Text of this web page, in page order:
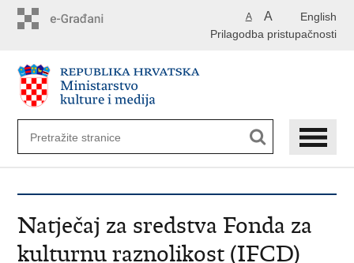
English
A A
Prilagodba pristupačnosti
Natječaj za sredstva Fonda za
kulturnu raznolikost (IFCD)